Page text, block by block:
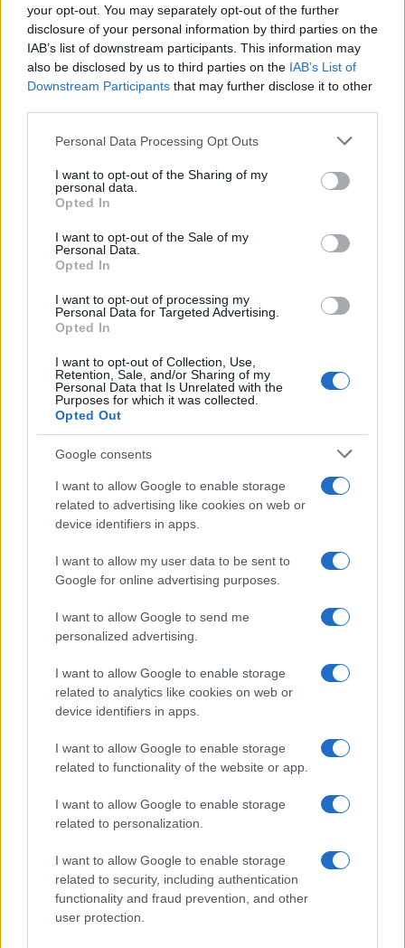
your opt-out. You may separately opt-out of the further
disclosure of your personal information by third parties on the
IAB’s list of downstream participants. This information may
also be disclosed by us to third parties on the IAB’s List of
Downstream Participants that may further disclose it to other
Please note that this website/app uses one or more Google
not limited to your visit or usage behaviour. You may click to
grant or deny consent to Google and its third-party tags to
use your data for below specified purposes in below Google
consent section.
Personal Data Processing Opt Outs
I want to opt-out of the Sharing of my
personal data.
Opted In
I want to opt-out of the Sale of my
Personal Data.
Opted In
I want to opt-out of processing my
Personal Data for Targeted Advertising.
Opted In
I want to opt-out of Collection, Use,
Retention, Sale, and/or Sharing of my
Personal Data that Is Unrelated with the
Purposes for which it was collected.
Opted Out
Google consents
I want to allow Google to enable storage
related to advertising like cookies on web or
device identifiers in apps.
I want to allow my user data to be sent to
Google for online advertising purposes.
I want to allow Google to send me
personalized advertising.
I want to allow Google to enable storage
related to analytics like cookies on web or
device identifiers in apps.
I want to allow Google to enable storage
related to functionality of the website or app.
I want to allow Google to enable storage
related to personalization.
I want to allow Google to enable storage
related to security, including authentication
functionality and fraud prevention, and other
user protection.
Continua a leggere
Don Antonio Mazzi: l’ultimo saluto a Milano tra
Marco Tessari · 3 Ago 2026
Bocciature scolastiche: i casi giudiziari che hanno
fatto discutere
Marco Tessari · 3 Ago 2026